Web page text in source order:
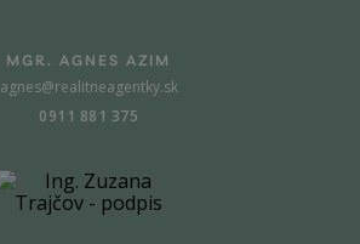
MGR. AGNES AZIM
agnes@realitneagentky.sk
0911 881 375